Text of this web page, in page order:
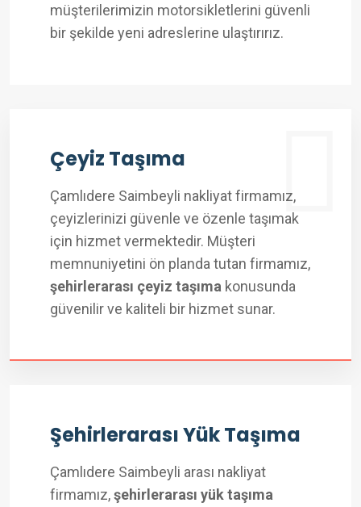
müşterilerimizin motorsikletlerini güvenli
bir şekilde yeni adreslerine ulaştırırız.
Çeyiz Taşıma
Çamlıdere Saimbeyli nakliyat firmamız,
çeyizlerinizi güvenle ve özenle taşımak
için hizmet vermektedir. Müşteri
memnuniyetini ön planda tutan firmamız,
şehirlerarası çeyiz taşıma konusunda
güvenilir ve kaliteli bir hizmet sunar.
Şehirlerarası Yük Taşıma
Çamlıdere Saimbeyli arası nakliyat
firmamız,şehirlerarası yük taşıma